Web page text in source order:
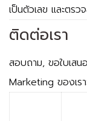
เป็นตัวเลข และตรว
ติดต่อเรา
สอบถาม, ขอใบเส
Marketing ของเรา: